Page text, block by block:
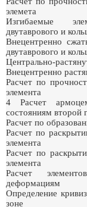
элемета
Изгибаемые
двутаврового и
Внецентренно
двутаврового и
Центрально-
Внецентренно
Расчет по
элемента
4 Расчет
состояниям второй
Расчет по
Расчет по
элемента
Расчет по
элемента
Расчет
деформациям
Определение
зоне